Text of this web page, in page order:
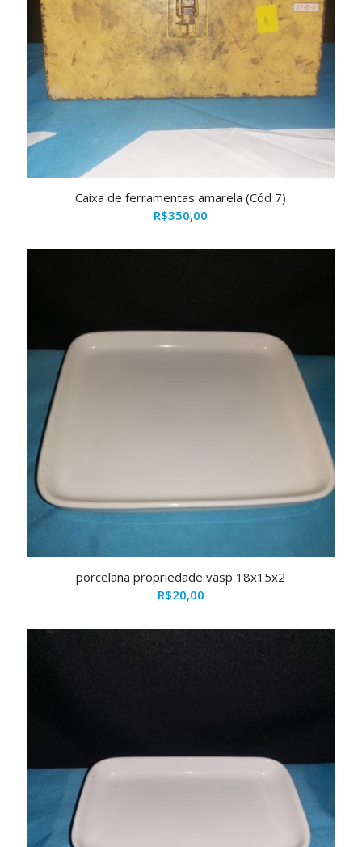
Caixa de ferramentas amarela (Cód 7)
R$350,00
porcelana propriedade vasp 18x15x2
R$20,00